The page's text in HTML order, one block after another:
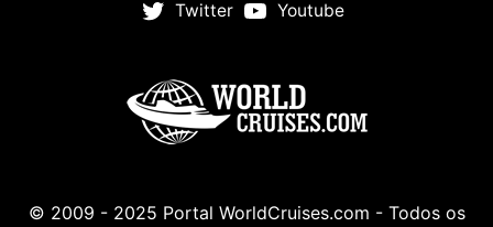
Twitter
Youtube
© 2009 - 2025 Portal WorldCruises.com - Todos os